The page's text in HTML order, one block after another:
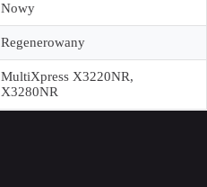
Nowy
Regenerowany
MultiXpress X3220NR,
X3280NR